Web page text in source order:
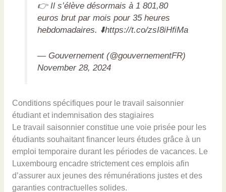
👉 Il s’élève désormais à 1 801,80
euros brut par mois pour 35 heures
hebdomadaires. ⬇️https://t.co/zsI8iHfiMa
— Gouvernement (@gouvernementFR)
November 28, 2024
Conditions spécifiques pour le travail saisonnier
étudiant et indemnisation des stagiaires
Le travail saisonnier constitue une voie prisée pour les
étudiants souhaitant financer leurs études grâce à un
emploi temporaire durant les périodes de vacances. Le
Luxembourg encadre strictement ces emplois afin
d’assurer aux jeunes des rémunérations justes et des
garanties contractuelles solides.